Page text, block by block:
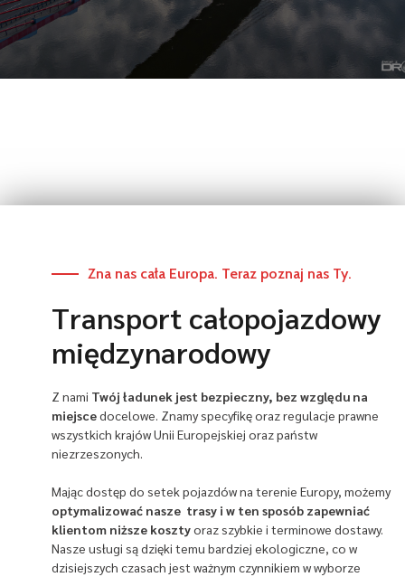
Zna nas cała Europa. Teraz poznaj nas Ty.
Transport całopojazdowy
międzynarodowy
Z nami Twój ładunek jest bezpieczny, bez względu na
miejscedocelowe. Znamyspecyfikę oraz regulacje prawne
wszystkich krajów Unii Europejskiej oraz państw
niezrzeszonych.
Mając dostęp do setek pojazdów na terenie Europy, możemy
optymalizować nasze trasy i w ten sposób zapewniać
klientom niższe kosztyoraz szybkie i terminowe dostawy.
Nasze usługi są dzięki temu bardziej ekologiczne, co w
dzisiejszych czasach jest ważnym czynnikiem w wyborze